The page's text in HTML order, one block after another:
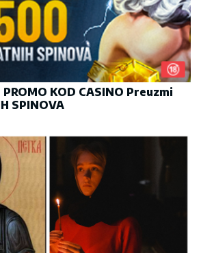
PROMO KOD CASINO Preuzmi
SPINOVA